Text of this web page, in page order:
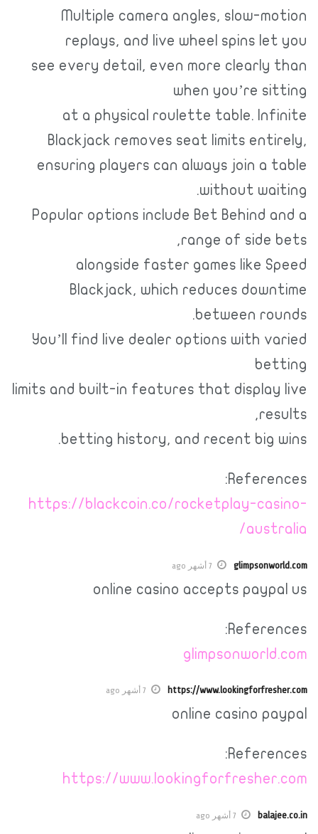
Multiple camera angles, slow-motion
replays, and live wheel spins let you
see every detail, even more clearly than
when you’re sitting
at a physical roulette table. Infinite
Blackjack removes seat limits entirely,
ensuring players can always join a table
without waiting.
Popular options include Bet Behind and a
range of side bets,
alongside faster games like Speed
Blackjack, which reduces downtime
between rounds.
You’ll find live dealer options with varied
betting
limits and built-in features that display live
results,
betting history, and recent big wins.
References:
https://blackcoin.co/rocketplay-casino-
australia/
glimpsonworld.com 7 أشهر ago
online casino accepts paypal us
References:
glimpsonworld.com
https://www.lookingforfresher.com 7 أشهر ago
online casino paypal
References:
https://www.lookingforfresher.com
balajee.co.in 7 أشهر ago